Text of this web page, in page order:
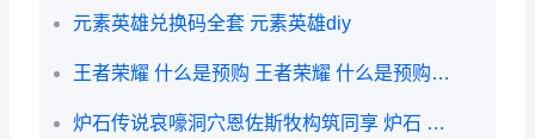
元素英雄兑换码全套 元素英雄diy
王者荣耀 什么是预购 王者荣耀 什么是预购英雄
炉石传说哀嚎洞穴恩佐斯牧构筑同享 炉石 哀嚎